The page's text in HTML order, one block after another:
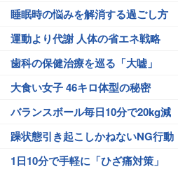
睡眠時の悩みを解消する過ごし方
運動より代謝 人体の省エネ戦略
歯科の保健治療を巡る「大嘘」
大食い女子 46キロ体型の秘密
バランスボール毎日10分で20kg減
躁状態引き起こしかねないNG行動
1日10分で手軽に「ひざ痛対策」